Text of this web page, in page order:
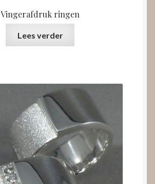
Vingerafdruk ringen
Lees verder